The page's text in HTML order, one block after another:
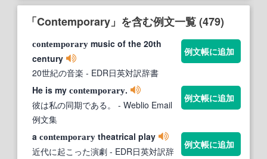
「Contemporary」を含む例文一覧 (479)
contemporary music of the 20th
century
20世紀の音楽 - EDR日英対訳辞書
例文帳に追加
He is my contemporary.
彼は私の同期である。
- Weblio Email
例文集
例文帳に追加
a contemporary theatrical play
近代に起こった演劇 - EDR日英対訳辞
例文帳に追加